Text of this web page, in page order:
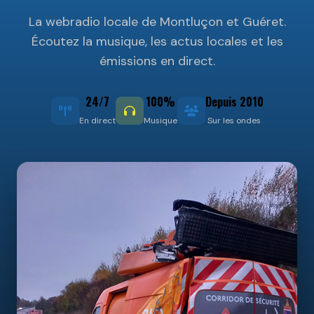
La webradio locale de Montluçon et Guéret.
Écoutez la musique, les actus locales et les
émissions en direct.
24/7
En direct
100%
Musique
Depuis 2010
Sur les ondes